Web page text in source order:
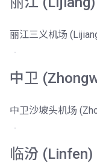
丽江三义机场
中卫
中卫沙坡头机场
临汾 (Linfen)